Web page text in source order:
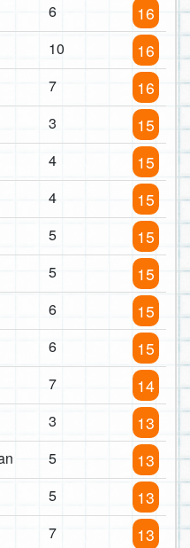
6 16
10 16
7 16
3 15
4 15
4 15
5 15
5 15
6 15
6 15
7 14
3 13
5 13
5 13
7 13